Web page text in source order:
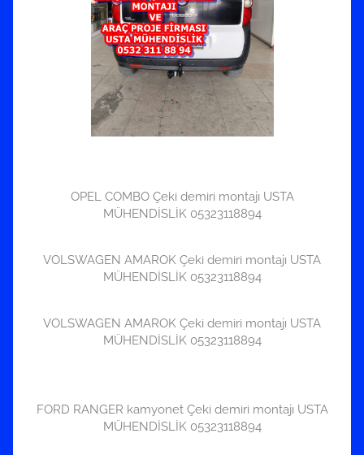
OPEL COMBO Çeki demiri montajı USTA
MÜHENDİSLİK 05323118894
VOLSWAGEN AMAROK Çeki demiri montajı USTA
MÜHENDİSLİK 05323118894
VOLSWAGEN AMAROK Çeki demiri montajı USTA
MÜHENDİSLİK 05323118894
FORD RANGER kamyonet Çeki demiri montajı USTA
MÜHENDİSLİK 05323118894